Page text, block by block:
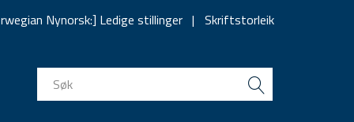
Nynorsk:] Ledige stillinger Skriftstorleik